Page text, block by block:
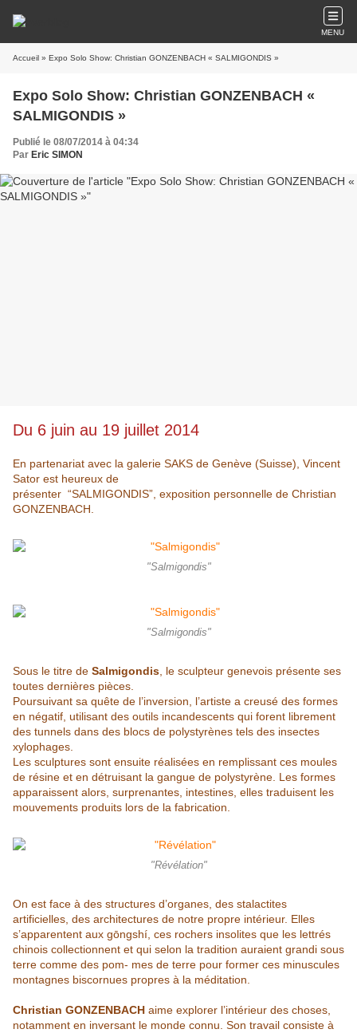
MENU
Accueil » Expo Solo Show: Christian GONZENBACH « SALMIGONDIS »
Expo Solo Show: Christian GONZENBACH «
SALMIGONDIS »
Publié le 08/07/2014 à 04:34
Par Eric SIMON
Du 6 juin au 19 juillet 2014
En partenariat avec la galerie SAKS de Genève (Suisse), Vincent
Sator est heureux de
présenter “SALMIGONDIS”, exposition personnelle de Christian
GONZENBACH.
"Salmigondis"
"Salmigondis"
Sous le titre de Salmigondis , le sculpteur genevois présente ses
toutes dernières pièces.
Poursuivant sa quête de l’inversion, l’artiste a creusé des formes
en négatif, utilisant des outils incandescents qui forent librement
des tunnels dans des blocs de polystyrènes tels des insectes
xylophages.
Les sculptures sont ensuite réalisées en remplissant ces moules
de résine et en détruisant la gangue de polystyrène. Les formes
apparaissent alors, surprenantes, intestines, elles traduisent les
mouvements produits lors de la fabrication.
"Révélation"
On est face à des structures d’organes, des stalactites
artificielles, des architectures de notre propre intérieur. Elles
s’apparentent aux gōngshí, ces rochers insolites que les lettrés
chinois collectionnent et qui selon la tradition auraient grandi sous
terre comme des pom- mes de terre pour former ces minuscules
montagnes biscornues propres à la méditation.
Christian GONZENBACH aime explorer l’intérieur des choses,
notamment en inversant le monde connu. Son travail consiste à